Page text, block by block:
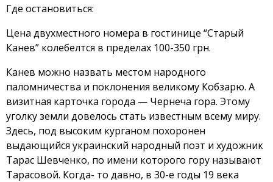
Где остановиться:
Цена двухместного номера в гостинице “Старый
Канев” колебелтся в пределах 100-350 грн.
Канев можно назвать местом народного
паломничества и поклонения великому Кобзарю. А
визитная карточка города — Чернеча гора. Этому
уголку земли довелось стать известным всему миру.
Здесь, под высоким курганом похоронен
выдающийся украинский народный поэт и художник
Тарас Шевченко, по имени которого гору называют
Тарасовой. Когда- то давно, в 30-е годы 19 века